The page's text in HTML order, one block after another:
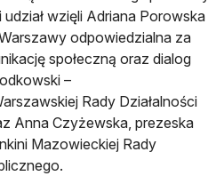
wzięli Adriana Porowska
odpowiedzialna za
społeczną oraz dialog
–
Rady Działalności
Anna Czyżewska, prezeska
Mazowieckiej Rady